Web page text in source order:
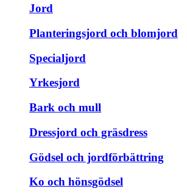
Jord
Planteringsjord och blomjord
Specialjord
Yrkesjord
Bark och mull
Dressjord och gräsdress
Gödsel och jordförbättring
Ko och hönsgödsel